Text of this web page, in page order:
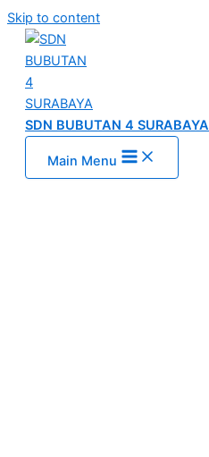
Skip to content
SDN BUBUTAN 4 SURABAYA
Main Menu